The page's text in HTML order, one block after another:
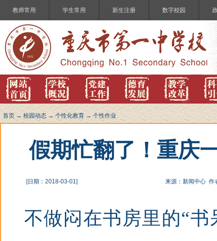
教师常用 学生常用 新生注册 数字校园
首页 → 校园动态 → 个性化教育 → 个性作业
假期忙翻了！重庆
[日期：2018-03-01] 来源：新闻中心 作
不做闷在书房里的“书